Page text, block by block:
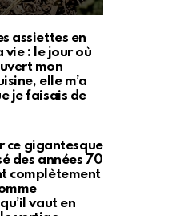
assiettes en
vie : le jour où
mon
elle m’a
je faisais de
ce gigantesque
des années 70
complètement
vaut en